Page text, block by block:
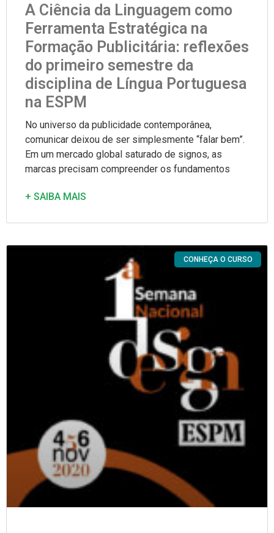
A Ciência da Linguagem como
Ferramenta Estratégica na
Formação Publicitária: reflexões
do primeiro semestre da
disciplina de Língua Portuguesa
na ESPM
No universo da publicidade contemporânea,
comunicar deixou de ser simplesmente “falar bem”.
Em um mercado global saturado de signos, as
marcas precisam compreender os fundamentos
+ SAIBA MAIS
CONHEÇA O CURSO